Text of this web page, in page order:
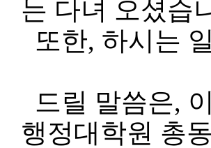
는 다녀 오셨습
또한, 하시는
드릴 말씀은,
행정대학원 총